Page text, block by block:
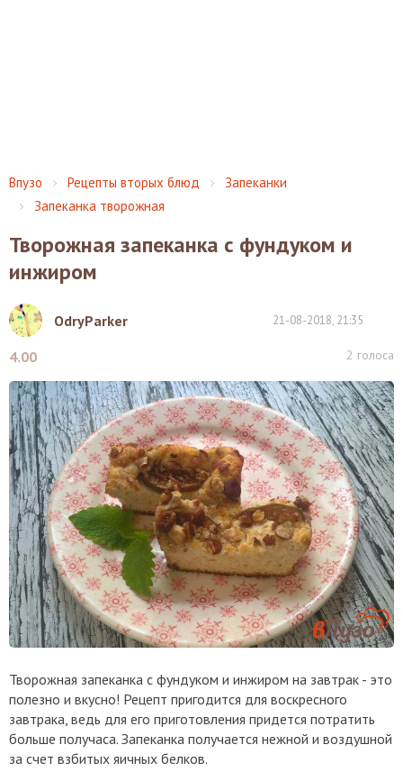
Впузо Рецепты вторых блюд
Запеканки
Запеканка творожная
Творожная запеканка с фундуком и
инжиром
OdryParker 21-08-2018, 21:35
4.00 2 голоса
Творожная запеканка с фундуком и инжиром на завтрак - это
полезно и вкусно! Рецепт пригодится для воскресного
завтрака, ведь для его приготовления придется потратить
больше получаса. Запеканка получается нежной и воздушной
за счет взбитых яичных белков.